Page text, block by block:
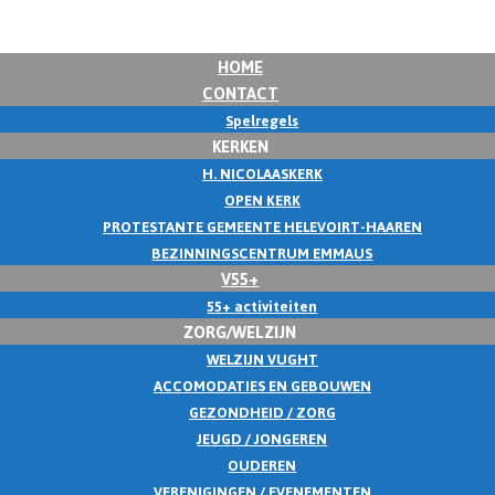
HOME
CONTACT
Spelregels
KERKEN
H. NICOLAASKERK
OPEN KERK
PROTESTANTE GEMEENTE HELEVOIRT-HAAREN
BEZINNINGSCENTRUM EMMAUS
V55+
55+ activiteiten
ZORG/WELZIJN
WELZIJN VUGHT
ACCOMODATIES EN GEBOUWEN
GEZONDHEID / ZORG
JEUGD / JONGEREN
OUDEREN